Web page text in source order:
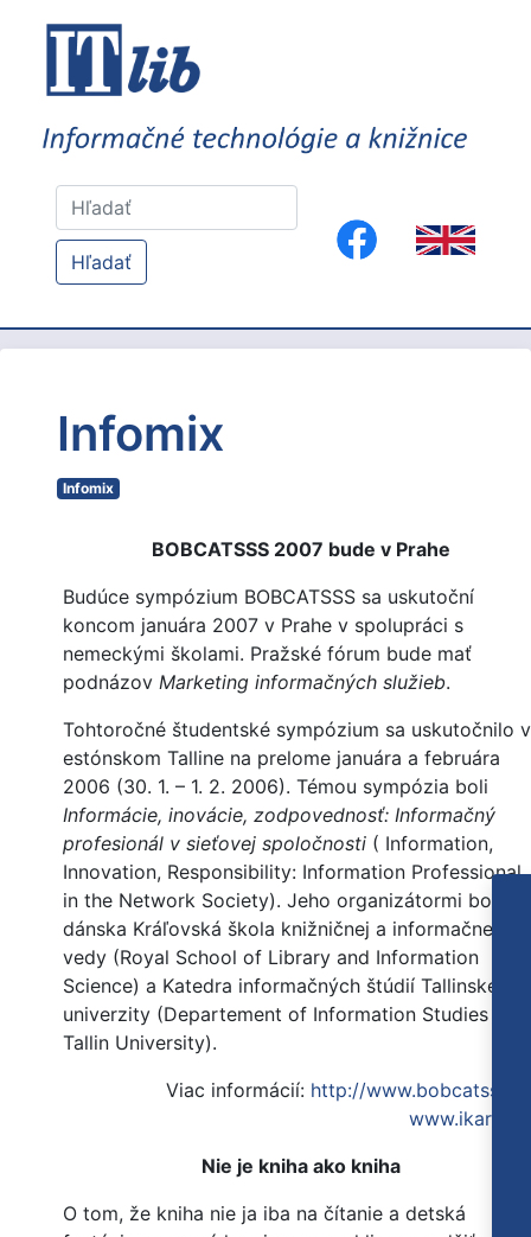
Hľadať
Infomix
Infomix
BOBCATSSS 2007 bude v Prahe
Budúce sympózium BOBCATSSS sa uskutoční
koncom januára 2007 v Prahe v spolupráci s
nemeckými školami. Pražské fórum bude mať
podnázov Marketing informačných služieb.
Tohtoročné študentské sympózium sa uskutočnilo v
estónskom Talline na prelome januára a februára
2006 (30. 1. – 1. 2. 2006). Témou sympózia boli
Informácie, inovácie, zodpovednosť: Informačný
profesionál v sieťovej spoločnosti ( Information,
Innovation, Responsibility: Information Professional
in the Network Society). Jeho organizátormi boli
dánska Kráľovská škola knižničnej a informačnej
vedy (Royal School of Library and Information
Science) a Katedra informačných štúdií Tallinskej
univerzity (Departement of Information Studies of
Tallin University).
Viac informácií: http://
Nie je kniha ako kniha
O tom, že kniha nie ja iba na čítanie a detská